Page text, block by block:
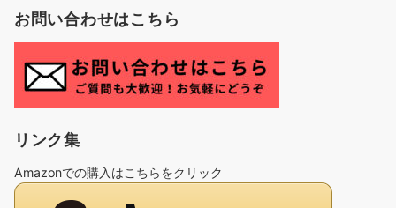
お問い合わせはこちら
リンク集
Amazonでの購入はこちらをクリック